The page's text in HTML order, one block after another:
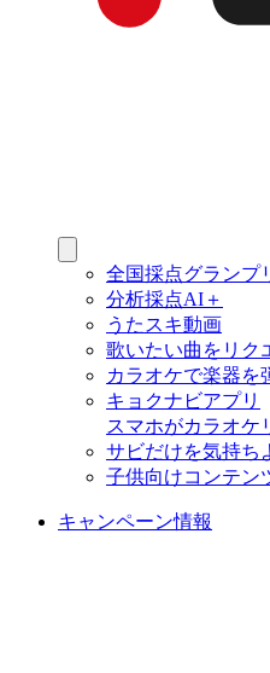
全国採点グランプ
分析採点AI＋
うたスキ動画
歌いたい曲をリク
カラオケで楽器を
キョクナビアプリ
スマホがカラオケ
サビだけを気持ち
子供向けコンテン
キャンペーン情報